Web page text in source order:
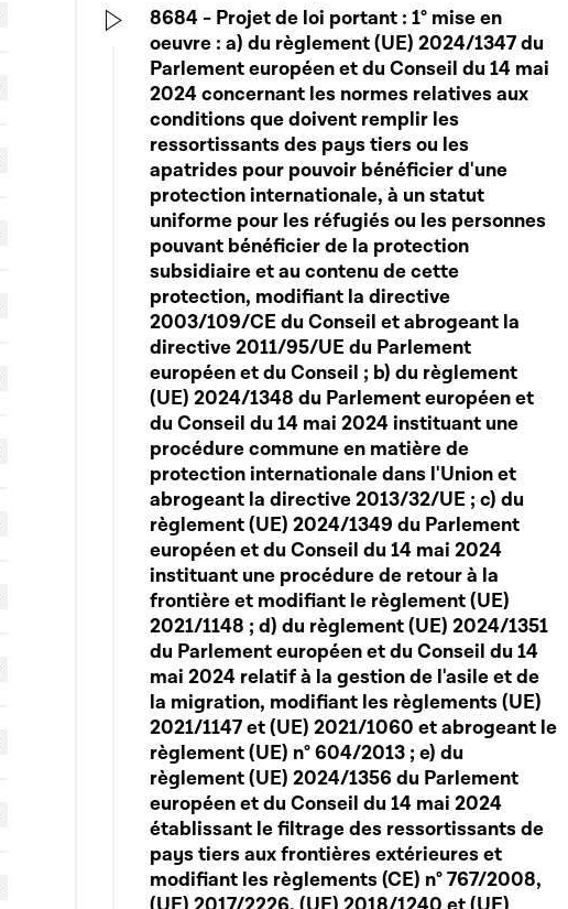
8684 - Projet de loi portant : 1° mise en
oeuvre : a) du règlement (UE) 2024/1347 du
Parlement européen et du Conseil du 14 mai
2024 concernant les normes relatives aux
conditions que doivent remplir les
ressortissants des pays tiers ou les
apatrides pour pouvoir bénéficier d'une
protection internationale, à un statut
uniforme pour les réfugiés ou les personnes
pouvant bénéficier de la protection
subsidiaire et au contenu de cette
protection, modifiant la directive
2003/109/CE du Conseil et abrogeant la
directive 2011/95/UE du Parlement
européen et du Conseil ; b) du règlement
(UE) 2024/1348 du Parlement européen et
du Conseil du 14 mai 2024 instituant une
procédure commune en matière de
protection internationale dans l'Union et
abrogeant la directive 2013/32/UE ; c) du
règlement (UE) 2024/1349 du Parlement
européen et du Conseil du 14 mai 2024
instituant une procédure de retour à la
frontière et modifiant le règlement (UE)
2021/1148 ; d) du règlement (UE) 2024/1351
du Parlement européen et du Conseil du 14
mai 2024 relatif à la gestion de l'asile et de
la migration, modifiant les règlements (UE)
2021/1147 et (UE) 2021/1060 et abrogeant le
règlement (UE) n° 604/2013 ; e) du
règlement (UE) 2024/1356 du Parlement
européen et du Conseil du 14 mai 2024
établissant le filtrage des ressortissants de
pays tiers aux frontières extérieures et
modifiant les règlements (CE) n° 767/2008,
Play